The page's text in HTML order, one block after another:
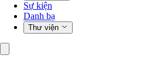
Sự kiện
Danh bạ
Thư viện